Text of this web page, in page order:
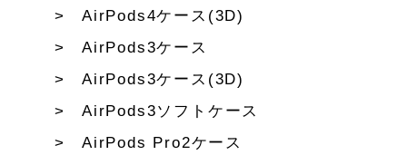
AirPods4ケース(3D)
AirPods3ケース
AirPods3ケース(3D)
AirPods3ソフトケース
AirPods Pro2ケース